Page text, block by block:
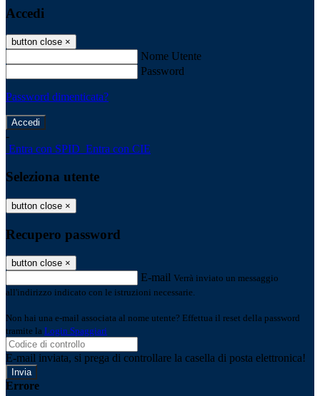
Accedi
button close ×
Nome Utente
Password
Password dimenticata?
-
Entra con SPID Entra con CIE
Seleziona utente
button close ×
Recupero password
button close ×
E-mail Verrà inviato un messaggio
all'indirizzo indicato con le istruzioni necessarie.
Non hai una e-mail associata al nome utente? Effettua il reset della password
tramite la Login Spaggiari
E-mail inviata, si prega di controllare la casella di posta elettronica!
Errore